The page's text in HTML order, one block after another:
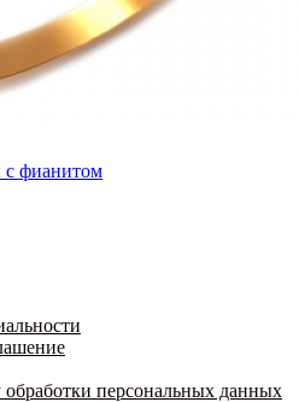
с фианитом
обработки персональных данных